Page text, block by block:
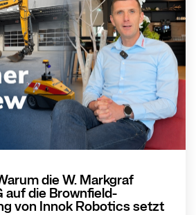
die W. Markgraf
auf die Brownfield-
von Innok Robotics setzt